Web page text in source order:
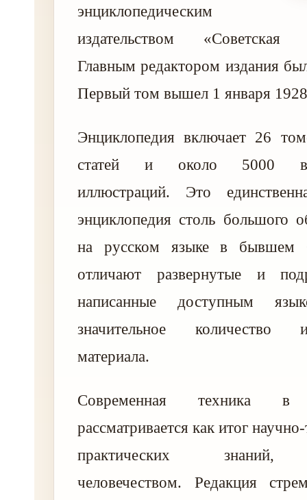
энциклопедическим
издательством «Советская
Главным редактором издания
Первый том вышел 1 января 1928
Энциклопедия включает 26
статей и около 5000
иллюстраций. Это
энциклопедия столь большого
на русском языке в бывшем
отличают развернутые и
написанные доступным
значительное количество
материала.
Современная техника в
рассматривается как итог
практических знаний,
человечеством. Редакция